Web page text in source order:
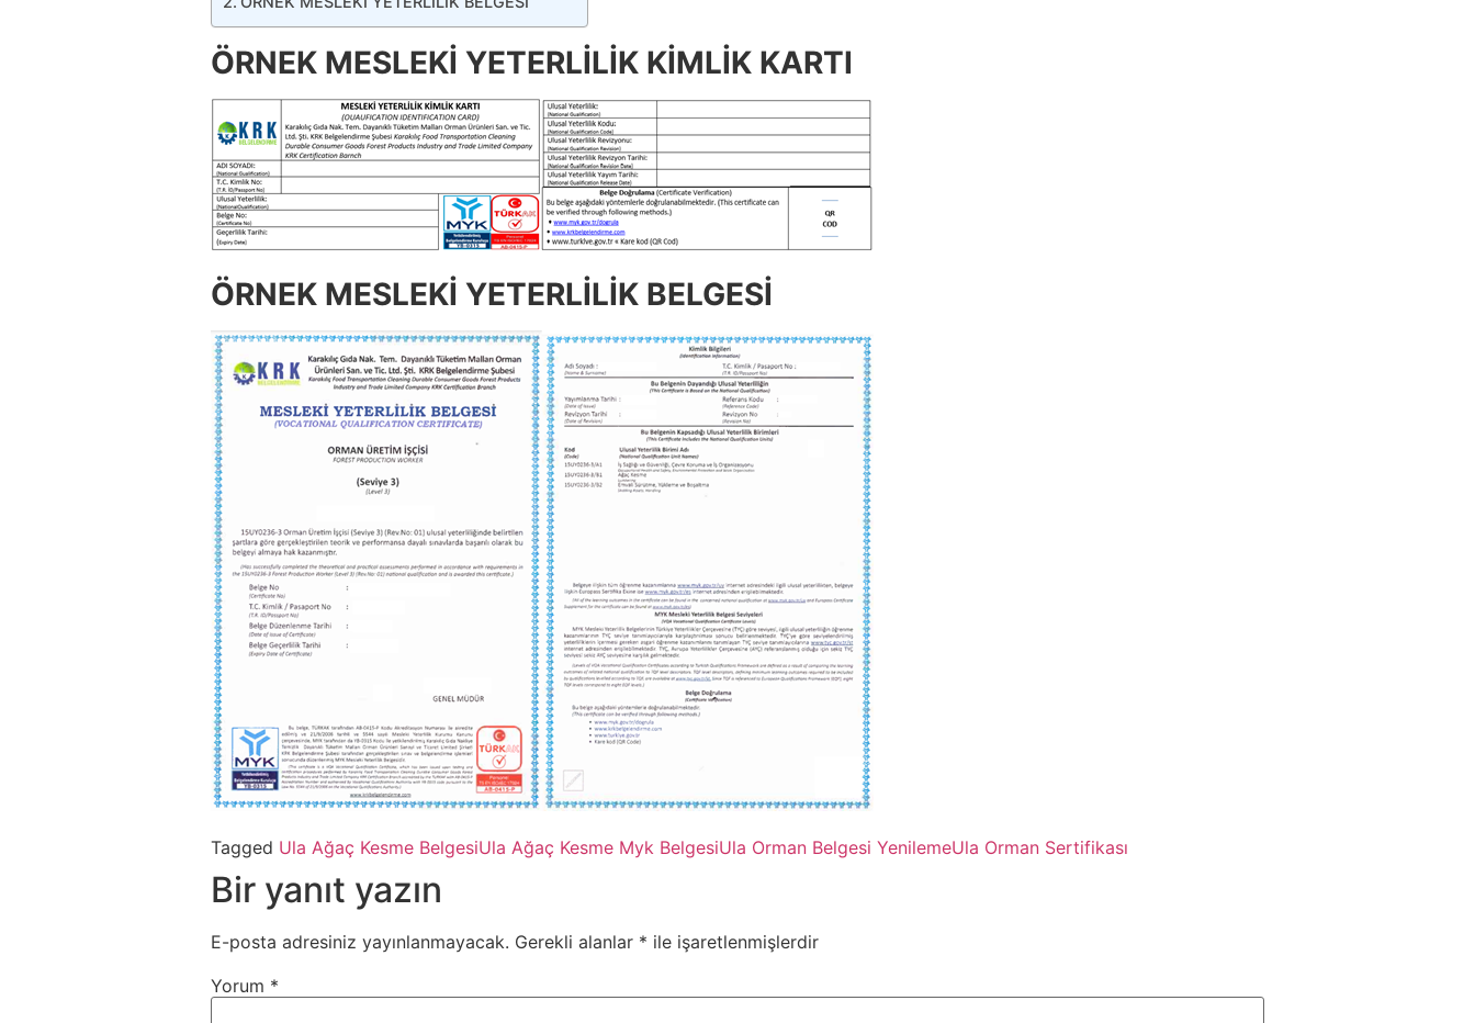
ÖRNEK MESLEKİ YETERLİLİK KİMLİK KARTI
ÖRNEK MESLEKİ YETERLİLİK BELGESİ
Tagged Ula Ağaç Kesme BelgesiUla Ağaç Kesme Myk BelgesiUla Orman Belgesi YenilemeUla Orman Sertifikası
Bir yanıt yazın
E-posta adresiniz yayınlanmayacak. Gerekli alanlar * ile işaretlenmişlerdir
Yorum *